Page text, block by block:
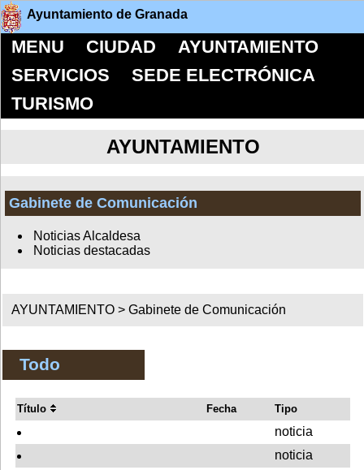
Ayuntamiento de Granada
MENU CIUDAD
AYUNTAMIENTO
SERVICIOS
SEDE ELECTRÓNICA
TURISMO
AYUNTAMIENTO
Gabinete de Comunicación
Noticias Alcaldesa
Noticias destacadas
AYUNTAMIENTO >Gabinete de Comunicación
Todo
Título Fecha Tipo
noticia
noticia